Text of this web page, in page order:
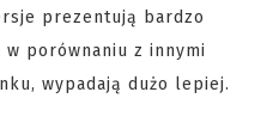
prezentują bardzo
porównaniu z innymi
wypadają dużo lepiej.